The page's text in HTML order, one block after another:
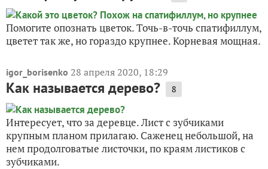
Помогите опознать цветок. Точь-в-точь спатифиллум,
цветет так же, но гораздо крупнее. Корневая мощная.
igor_borisenko 28 апреля 2020, 18:29
Как называется дерево? 8
Интересует, что за деревце. Лист с зубчиками
крупным планом прилагаю. Саженец небольшой, на
нем продолговатые листочки, по краям листиков с
зубчиками.